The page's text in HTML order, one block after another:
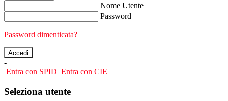
Nome Utente
Password
Password dimenticata?
-
Entra con SPID Entra con CIE
Seleziona utente